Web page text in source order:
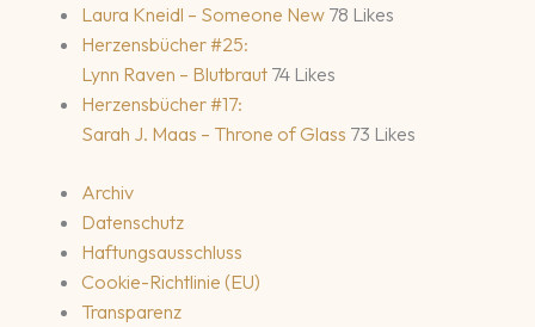
Laura Kneidl – Someone New 78 Likes
Herzensbücher #25:
Lynn Raven – Blutbraut 74 Likes
Herzensbücher #17:
Sarah J. Maas – Throne of Glass 73 Likes
Archiv
Datenschutz
Haftungsausschluss
Cookie-Richtlinie (EU)
Transparenz